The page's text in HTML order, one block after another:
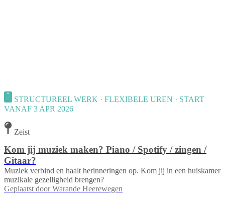
STRUCTUREEL WERK · FLEXIBELE UREN · START
VANAF 3 APR 2026
Zeist
Kom jij muziek maken? Piano / Spotify / zingen /
Gitaar?
Muziek verbind en haalt herinneringen op. Kom jij in een huiskamer
muzikale gezelligheid brengen?
Geplaatst door Warande Heerewegen